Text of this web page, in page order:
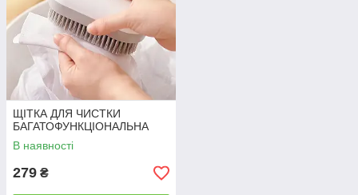
ЩІТКА ДЛЯ ЧИСТКИ
БАГАТОФУНКЦІОНАЛЬНА
В наявності
279 ₴